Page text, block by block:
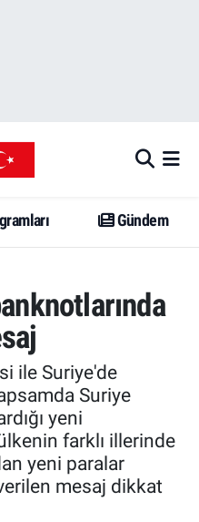
Gündem
ile Suriye'de
Suriye
yeni
farklı illerinde
yeni paralar
mesaj dikkat